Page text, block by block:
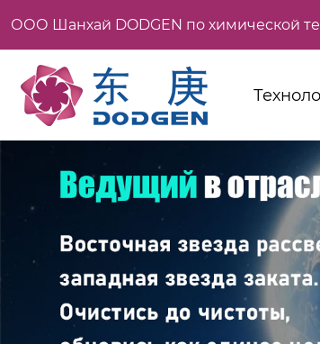
ООО Шанхай DODGEN по химической